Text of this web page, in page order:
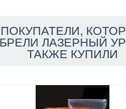
ПОКУПАТЕЛИ,
ЛАЗЕРНЫЙ
ТАКЖЕ КУПИЛИ